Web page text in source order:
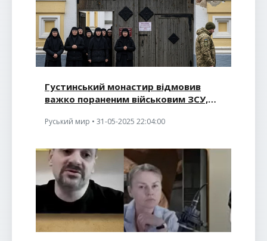
Густинський монастир відмовив
важко пораненим військовим ЗСУ,
Руський мир • 31-05-2025 22:04:00